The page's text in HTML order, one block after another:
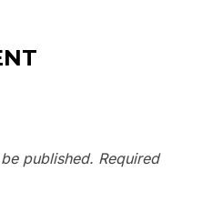
published. Required